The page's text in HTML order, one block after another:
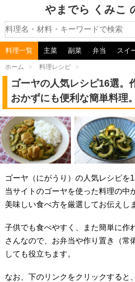
やまでら くみこ
料理一覧 主菜 副菜 弁当 スイ
ホーム > 料理レシピ >
ゴーヤの人気レシピ16選。
おかずにも便利な簡単料理。
ゴーヤ（にがうり）の人気レシピを
当サイトのゴーヤを使った料理の中
美味しい食べ方を厳選してお伝えし
子供でも食べやすく、また簡単に作
さんなので、お弁当や作り置き（常
しても役立ちます。
なお、下のリンクをクリックすると